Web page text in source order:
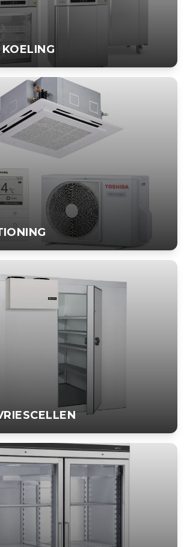
koelkasten voor veilige opslag van
en bloedproducten.
voor optimaal comfort. Van split-units
voor elk gebouw.
koel- en vriescellen voor opslag van verse